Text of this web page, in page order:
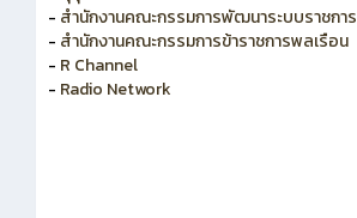
- สำนักงานคณะกรรมการพัฒนาระบบราชการ
- สำนักงานคณะกรรมการข้าราชการพลเรือน
- R Channel
- Radio Network